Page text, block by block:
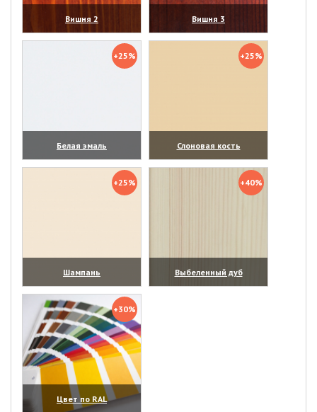
Вишня 2
(увеличить)
Вишня 3
(увеличить)
+25%
Белая эмаль
(увеличить)
+25%
Слоновая кость
(увеличить)
+25%
Шампань
(увеличить)
+40%
Выбеленный дуб
(увеличить)
+30%
Цвет по RAL